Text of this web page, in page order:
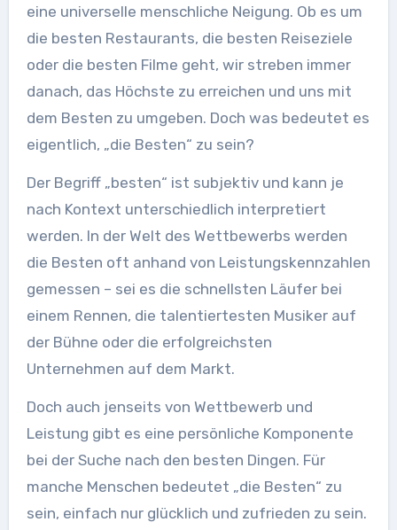
eine universelle menschliche Neigung. Ob es um
die besten Restaurants, die besten Reiseziele
oder die besten Filme geht, wir streben immer
danach, das Höchste zu erreichen und uns mit
dem Besten zu umgeben. Doch was bedeutet es
eigentlich, „die Besten“ zu sein?
Der Begriff „besten“ ist subjektiv und kann je
nach Kontext unterschiedlich interpretiert
werden. In der Welt des Wettbewerbs werden
die Besten oft anhand von Leistungskennzahlen
gemessen – sei es die schnellsten Läufer bei
einem Rennen, die talentiertesten Musiker auf
der Bühne oder die erfolgreichsten
Unternehmen auf dem Markt.
Doch auch jenseits von Wettbewerb und
Leistung gibt es eine persönliche Komponente
bei der Suche nach den besten Dingen. Für
manche Menschen bedeutet „die Besten“ zu
sein, einfach nur glücklich und zufrieden zu sein.